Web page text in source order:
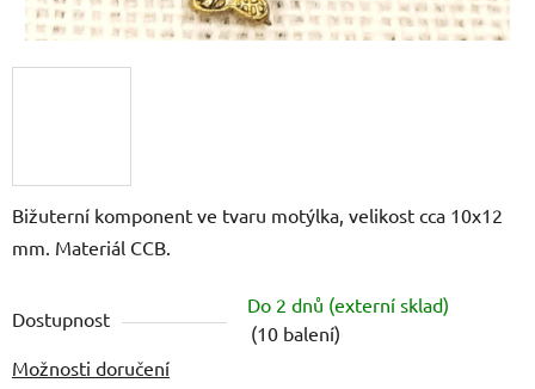
Bižuterní komponent ve tvaru motýlka, velikost cca 10x12
mm. Materiál CCB.
Dostupnost
Do 2 dnů (externí sklad)
(10 balení)
Možnosti doručení